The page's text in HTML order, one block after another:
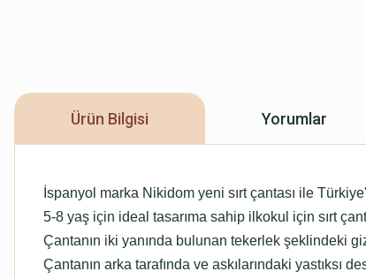
Ürün Bilgisi Yorumlar
İspanyol marka Nikidom yeni sırt çantası ile
5-8 yaş için ideal tasarıma sahip ilkokul için sırt
Çantanın iki yanında bulunan tekerlek şeklindeki
Çantanın arka tarafında ve askılarındaki yastıksı